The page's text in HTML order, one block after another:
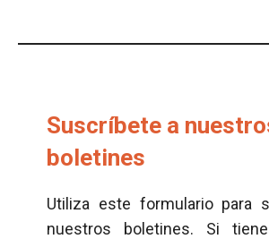
Suscríbete a
boletines
Utiliza este formulario para
nuestros boletines. Si